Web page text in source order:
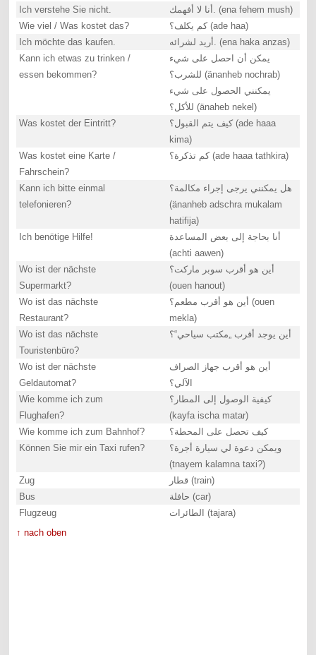
Ich verstehe Sie nicht.
أنا لا أفهمك. (ena fehem mush)
Wie viel / Was kostet das?
كم يكلف؟ (ade haa)
Ich möchte das kaufen.
أريد لشرائه. (ena haka anzas)
Kann ich etwas zu trinken /
essen bekommen?
يمكن أن احصل على شيء
للشرب؟ (änanheb nochrab)
يمكنني الحصول على شيء
للأكل؟ (änaheb nekel)
Was kostet der Eintritt?
كيف يتم القبول؟ (ade haaa
kima)
Was kostet eine Karte /
Fahrschein?
كم تذكرة؟ (ade haaa tathkira)
Kann ich bitte einmal
telefonieren?
هل يمكنني يرجى إجراء مكالمة؟
(änanheb adschra mukalam
hatifija)
Ich benötige Hilfe!
أنا بحاجة إلى بعض المساعدة
(achti aawen)
Wo ist der nächste
Supermarkt?
أين هو أقرب سوبر ماركت؟
(ouen hanout)
Wo ist das nächste
Restaurant?
أين هو أقرب مطعم؟ (ouen
mekla)
Wo ist das nächste
Touristenbüro?
أين يوجد أقرب „مكتب سياحي“؟
Wo ist der nächste
Geldautomat?
أين هو أقرب جهاز الصراف
الآلي؟
Wie komme ich zum
Flughafen?
كيفية الوصول إلى المطار؟
(kayfa ischa matar)
Wie komme ich zum Bahnhof?
كيف تحصل على المحطة؟
Können Sie mir ein Taxi rufen?
ويمكن دعوة لي سيارة أجرة؟
(tnayem kalamna taxi?)
Zug
قطار (train)
Bus
حافلة (car)
Flugzeug
الطائرات (tajara)
↑ nach oben